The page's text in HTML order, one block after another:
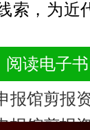
索，为近
阅读电子书
报馆剪报
报馆剪报